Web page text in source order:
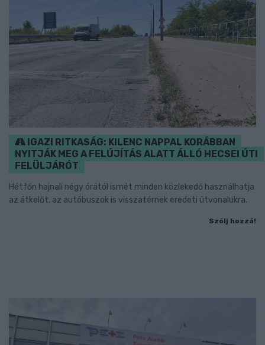
IGAZI RITKASÁG: KILENC NAPPAL KORÁBBAN
NYITJÁK MEG A FELÚJÍTÁS ALATT ÁLLÓ HECSEI ÚTI
FELÜLJÁRÓT
Hétfőn hajnali négy órától ismét minden közlekedő használhatja
az átkelőt, az autóbuszok is visszatérnek eredeti útvonalukra.
Szólj hozzá!